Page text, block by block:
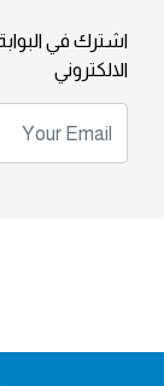
اشترك في البوابة
الالكتروني